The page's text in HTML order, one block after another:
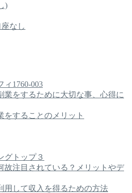
)
なし
ィ1760-003
業をするために大切な事、心得に
をすることのメリット
グトップ３
故注目されている？メリットやデ
用して収入を得るための方法